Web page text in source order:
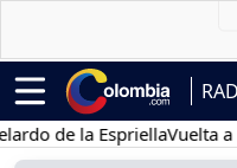
la EspriellaVuelta a